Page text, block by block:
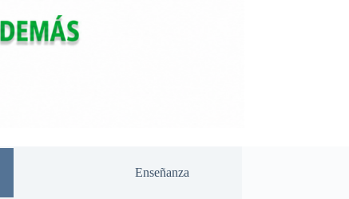
Enseñanza